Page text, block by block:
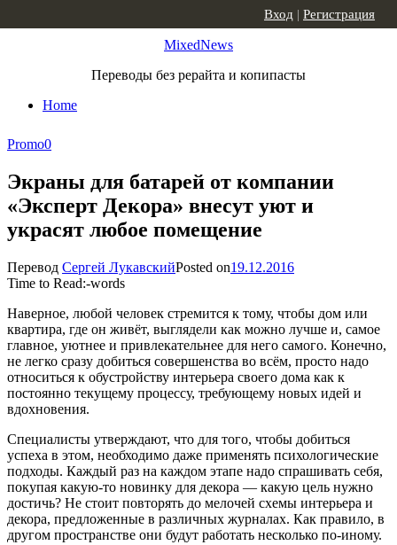
MixedNews
Переводы без рерайта и копипасты
Home
Вход | Регистрация
Promo0
Экраны для батарей от компании
«Эксперт Декора» внесут уют и
украсят любое помещение
Перевод Сергей ЛукавскийPosted on19.12.2016
Time to Read:-words
Наверное, любой человек стремится к тому, чтобы дом или
квартира, где он живёт, выглядели как можно лучше и, самое
главное, уютнее и привлекательнее для него самого. Конечно,
не легко сразу добиться совершенства во всём, просто надо
относиться к обустройству интерьера своего дома как к
постоянно текущему процессу, требующему новых идей и
вдохновения.
Специалисты утверждают, что для того, чтобы добиться
успеха в этом, необходимо даже применять психологические
подходы. Каждый раз на каждом этапе надо спрашивать себя,
покупая какую-то новинку для декора — какую цель нужно
достичь? Не стоит повторять до мелочей схемы интерьера и
декора, предложенные в различных журналах. Как правило, в
другом пространстве они будут работать несколько по-иному.